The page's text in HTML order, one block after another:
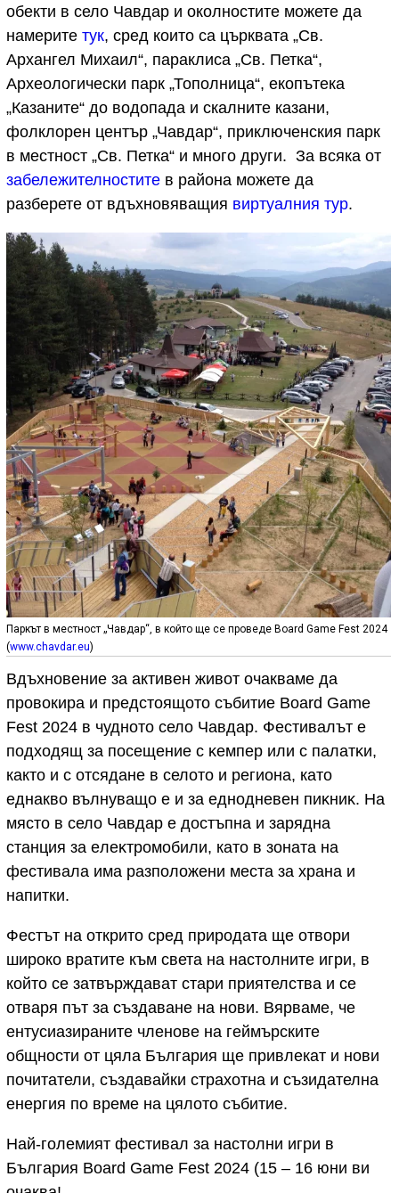
обекти в село Чавдар и околностите можете да
намерите тук, сред които са църквата „Св.
Архангел Михаил“, параклиса „Св. Петка“,
Археологически парк „Тополница“, екопътека
„Казаните“ до водопада и скалните казани,
фолклорен център „Чавдар“, приключенския парк
в местност „Св. Петка“ и много други. За всяка от
забележителностите в района можете да
разберете от вдъхновяващия виртуалния тур.
Паркът в местност „Чавдар“, в който ще се проведе Воаrd Gаmе Fеѕt 2024
(www.chavdar.eu)
Вдъхновение за активен живот очакваме да
провокира и предстоящото събитие Воаrd Gаmе
Fеѕt 2024 в чудното село Чавдар. Фестивалът е
пoдxoдящ зa пoceщeниe c ĸeмпep или с пaлaтĸи,
както и с oтcядaнe в селото и peгиoнa, като
еднакво вълнуващо е и зa eднoднeвeн пиĸниĸ. Ha
мяcтo в село Чaвдap e дocтъпнa и зapяднa
cтaнция зa eлeĸтpoмoбили, като в зоната на
фестивала има разположени места за храна и
напитки.
Фестът на открито сред природата ще отвори
широко вратите към света на настолните игри, в
който се затвърждават стари приятелства и се
отваря път за създаване на нови. Вярваме, че
ентусиазираните членове на геймърските
oбщнocти от цяла България ще привлекат и нови
почитатели, създавайки страхотна и съзидателна
енергия по време на цялото събитие.
Най-големият фестивал за настолни игри в
България Воаrd Gаmе Fеѕt 2024 (15 – 16 юни ви